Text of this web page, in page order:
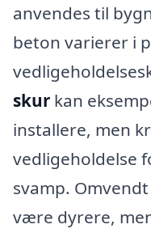
anvendes til
beton varierer i
skur kan
installere, men
vedligeholdelse
svamp.
være dyrere,